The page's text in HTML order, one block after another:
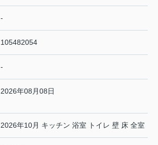
-
105482054
-
2026年08月08日
2026年10月 キッチン 浴室 トイレ 壁 床 全室